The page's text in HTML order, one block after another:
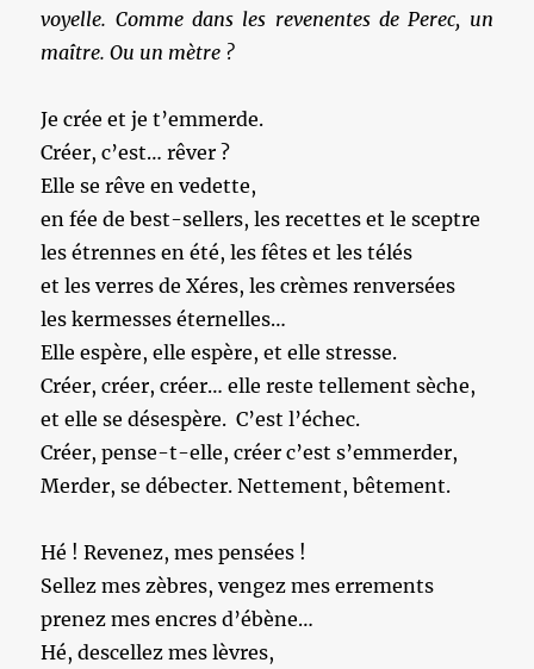
voyelle. Comme dans les revenentes de Perec, un
maître. Ou un mètre ?
Je crée et je t’emmerde.
Créer, c’est… rêver ?
Elle se rêve en vedette,
en fée de best-sellers, les recettes et le sceptre
les étrennes en été, les fêtes et les télés
et les verres de Xéres, les crèmes renversées
les kermesses éternelles…
Elle espère, elle espère, et elle stresse.
Créer, créer, créer… elle reste tellement sèche,
et elle se désespère. C’est l’échec.
Créer, pense-t-elle, créer c’est s’emmerder,
Merder, se débecter. Nettement, bêtement.
Hé ! Revenez, mes pensées !
Sellez mes zèbres, vengez mes errements
prenez mes encres d’ébène…
Hé, descellez mes lèvres,